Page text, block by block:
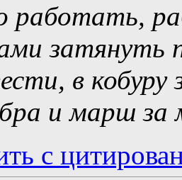
работать,
затянуть
в
и марш за
с